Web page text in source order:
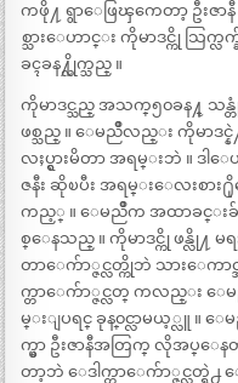
ကဖို႔ ရွာေဖြၾကေတာ့ ဦးဇ
စ္သားေဟာင္း ကိုမာဒင္ကို သြက္လက္
ခၚခန႔္လိုက္သည္ ။
ကိုမာဒင္သည္ အသက္၅၀ခန႔္ သန္
ဖစ္သည္ ။ ေမညိဳလည္း ကိုမာဒ
လႈပ္ရွားမိတာ အရမ္းဘဲ ။ ဒါ
ဇနီး ဆိုၿပီး အရမ္းေလးစာ
ကည့္ ။ ေမညိဳက အထာခင္းခ်င္
စ္ေနသည္ ။ ကိုမာဒင္ကို ဖန္လို႔
တာေက်ာ္ဇင္လတ္ကိုဘဲ သားေကာ
က္တာေက်ာ္ဇင္လတ္ ကလည္း ေ
မ္းျပရင္ ခုန္၀င္လာမယ့္လူ ။
က္မွာ ဦးဇာနီအတြက္ လိုအပ္ေ
တာ့ဘဲ ေဒါက္တာေက်ာ္ဇင္လတ္ရဲ